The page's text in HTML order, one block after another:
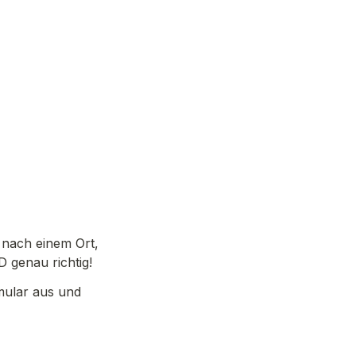
einem Ort,
genau richtig!
aus und